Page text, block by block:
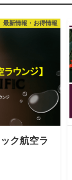
最新情報・お得情報
ク航空ラ